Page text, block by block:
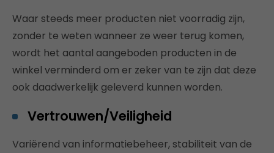
Waar steeds meer producten niet voorradig zijn,
zonder te weten wanneer ze weer terug komen,
wordt het aantal aangeboden producten in de
winkel verminderd om er zeker van te zijn dat deze
ook daadwerkelijk geleverd kunnen worden.
Vertrouwen/Veiligheid
Variërend van informatiebeheer, stabiliteit van de